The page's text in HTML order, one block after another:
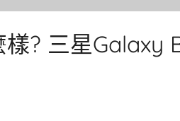
? 三星Galaxy